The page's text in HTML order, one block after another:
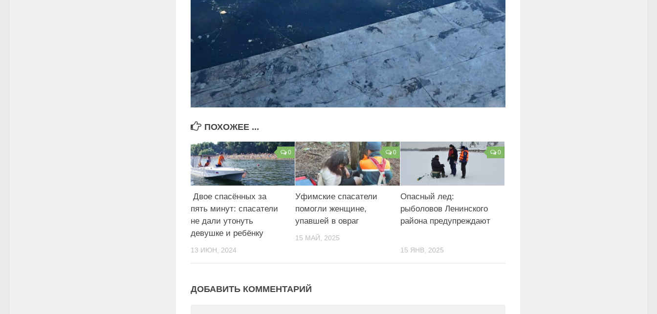
ПОХОЖЕЕ ...
0
Двое спасённых за
пять минут: спасатели
не дали утонуть
девушке и ребёнку
13 ИЮН, 2024
0
Уфимские спасатели
помогли женщине,
упавшей в овраг
15 МАЙ, 2025
0
Опасный лед:
рыболовов Ленинского
района предупреждают
15 ЯНВ, 2025
ДОБАВИТЬ КОММЕНТАРИЙ